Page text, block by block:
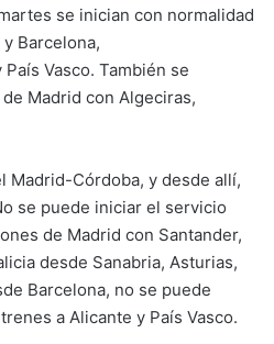
se inician con normalidad
Barcelona,
Vasco. También se
Madrid con Algeciras,
Madrid-Córdoba, y desde allí,
se puede iniciar el servicio
de Madrid con Santander,
desde Sanabria, Asturias,
Barcelona, no se puede
a Alicante y País Vasco.